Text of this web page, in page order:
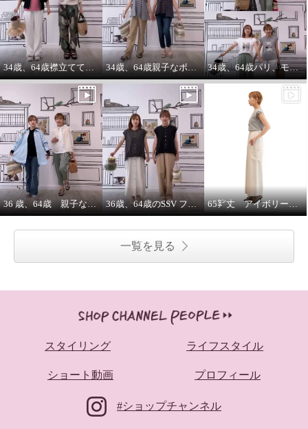
34歳、64歳襟立ててブルゾンを着る えっ？襟立てない？ 34歳、64歳親子なボーダーコーデstyle^_^ 34歳、64歳パリ、モンマルトルの階段プリントカットソーを着る。
36 歳、64歳 親子な年齢差コーデ 36歳、64歳のSSV フレンチスリーブシャツはジレにもなります。 65㌢丈 アイボリーワイドパンツは、シルエット、履き心地ピカイチ
一覧を見る
スタイリング ライフスタイル
ショート動画 プロフィール
#ショップチャンネル